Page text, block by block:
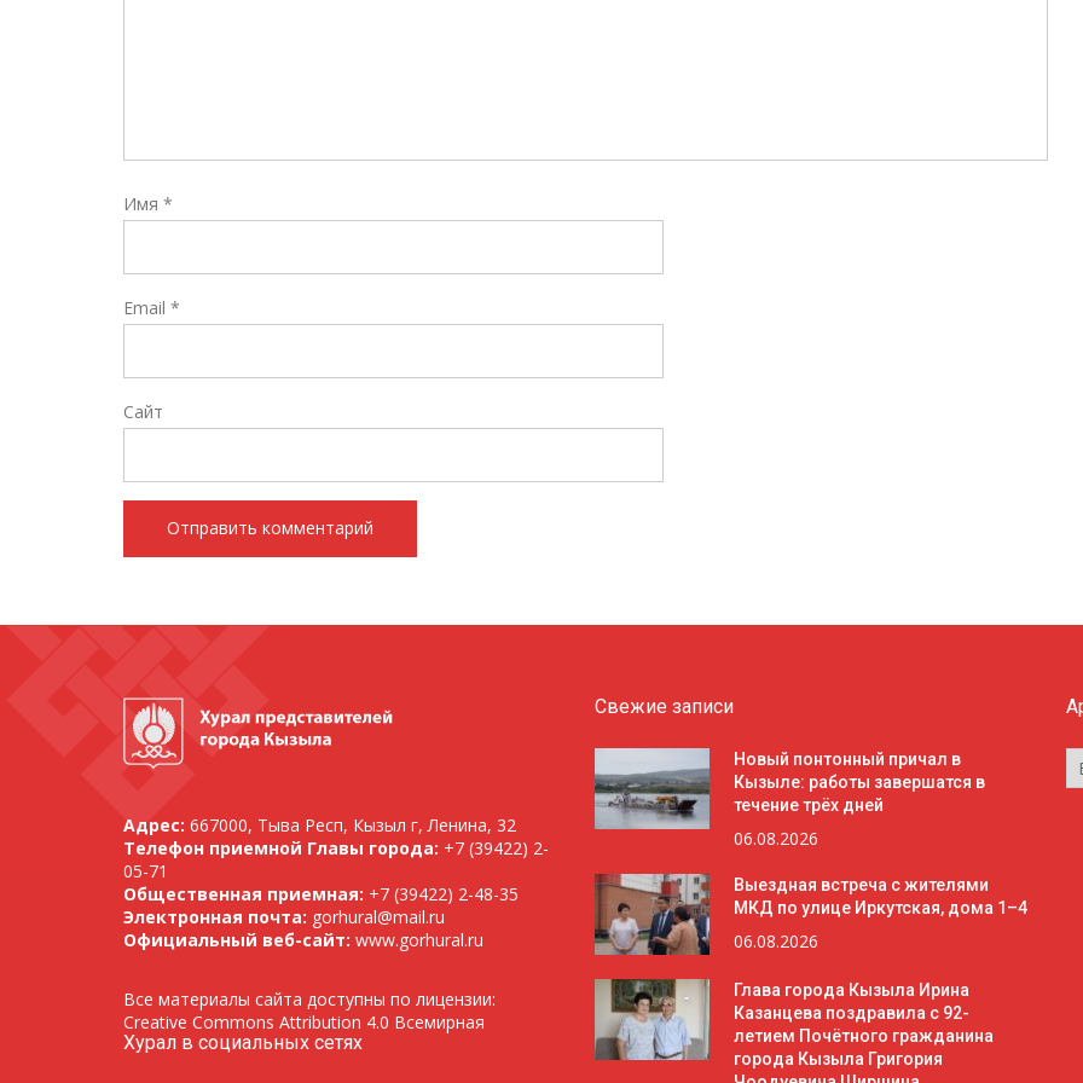
Имя *
Email *
Сайт
Адрес: 667000, Тыва Респ, Кызыл г, Ленина, 32
Телефон приемной Главы города: +7 (39422) 2-
05-71
Общественная приемная: +7 (39422) 2-48-35
Электронная почта: gorhural@mail.ru
Официальный веб-сайт: www.gorhural.ru
Все материалы сайта доступны по лицензии:
Creative Commons Attribution 4.0 Всемирная
Хурал в социальных сетях
Свежие записи
Новый понтонный причал в
Кызыле: работы завершатся в
течение трёх дней
06.08.2026
Выездная встреча с жителями
МКД по улице Иркутская, дома 1–4
06.08.2026
Глава города Кызыла Ирина
Казанцева поздравила с 92-
летием Почётного гражданина
города Кызыла Григория